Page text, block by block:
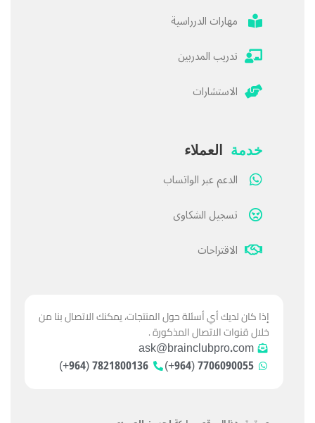
مهارات الدرراسية
تدريب المدربين
الاستشارات
خدمة العملاء
الدعم عبر الواتساب
تسجيل الشكاوى
الاقتراحات
إذا كان لديك أي أسئلة حول المنتجات، يمكنك الاتصال بنا من
خلال قنوات الاتصال المذكورة .
ask@brainclubpro.com
7706090055 (964+)
7821800136 (964+)